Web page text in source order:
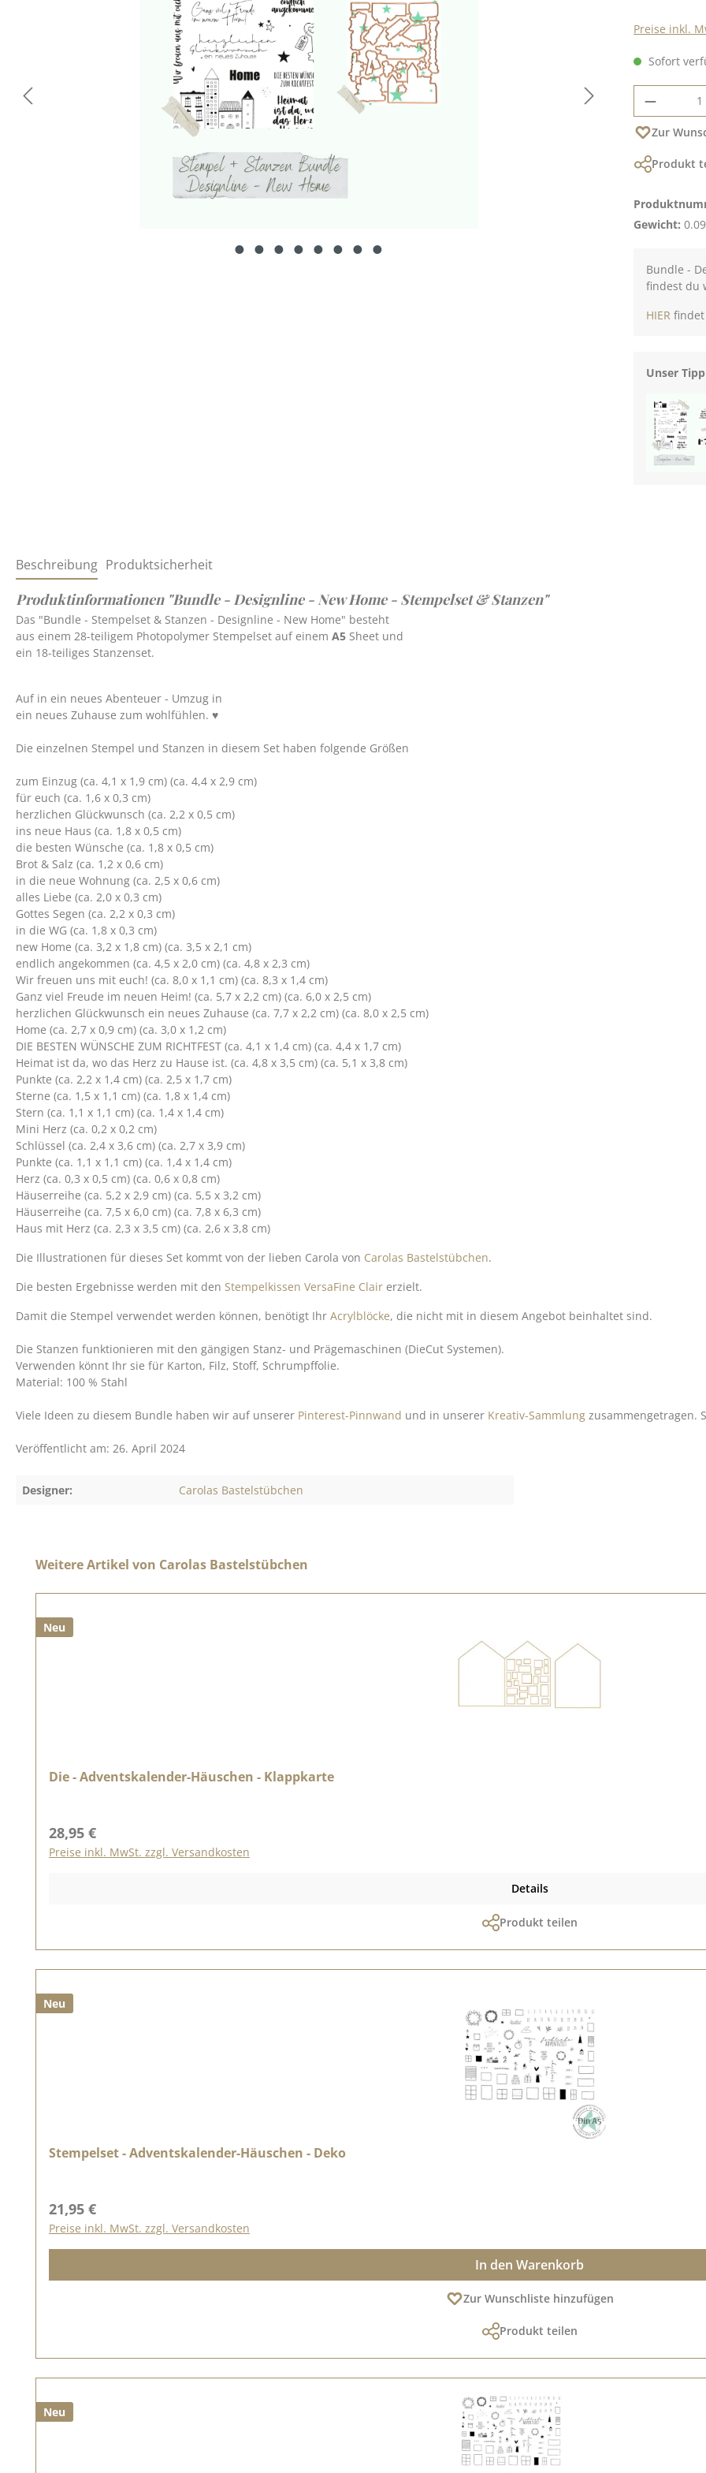
Preise inkl.
Sofort
Zur
Produkt
Gewicht:
Bundle -
findest du
HIER findet
Unser Tipp
Beschreibung Produktsicherheit
Produktinformationen "Bundle - Designline - New Home - Stempelset & Stanzen"
Das "Bundle - Stempelset & Stanzen - Designline - New Home" besteht
aus einem 28-teiligem Photopolymer Stempelset auf einem A5 Sheet und
ein 18-teiliges Stanzenset.
Auf in ein neues Abenteuer - Umzug in
ein neues Zuhause zum wohlfühlen. ♥
Die einzelnen Stempel und Stanzen in diesem Set haben folgende Größen
zum Einzug (ca. 4,1 x 1,9 cm) (ca. 4,4 x 2,9 cm)
für euch (ca. 1,6 x 0,3 cm)
herzlichen Glückwunsch (ca. 2,2 x 0,5 cm)
ins neue Haus (ca. 1,8 x 0,5 cm)
die besten Wünsche (ca. 1,8 x 0,5 cm)
Brot & Salz (ca. 1,2 x 0,6 cm)
in die neue Wohnung (ca. 2,5 x 0,6 cm)
alles Liebe (ca. 2,0 x 0,3 cm)
Gottes Segen (ca. 2,2 x 0,3 cm)
in die WG (ca. 1,8 x 0,3 cm)
new Home (ca. 3,2 x 1,8 cm) (ca. 3,5 x 2,1 cm)
endlich angekommen (ca. 4,5 x 2,0 cm) (ca. 4,8 x 2,3 cm)
Wir freuen uns mit euch! (ca. 8,0 x 1,1 cm) (ca. 8,3 x 1,4 cm)
Ganz viel Freude im neuen Heim! (ca. 5,7 x 2,2 cm) (ca. 6,0 x 2,5 cm)
herzlichen Glückwunsch ein neues Zuhause (ca. 7,7 x 2,2 cm) (ca. 8,0 x 2,5 cm)
Home (ca. 2,7 x 0,9 cm) (ca. 3,0 x 1,2 cm)
DIE BESTEN WÜNSCHE ZUM RICHTFEST (ca. 4,1 x 1,4 cm) (ca. 4,4 x 1,7 cm)
Heimat ist da, wo das Herz zu Hause ist. (ca. 4,8 x 3,5 cm) (ca. 5,1 x 3,8 cm)
Punkte (ca. 2,2 x 1,4 cm) (ca. 2,5 x 1,7 cm)
Sterne (ca. 1,5 x 1,1 cm) (ca. 1,8 x 1,4 cm)
Stern (ca. 1,1 x 1,1 cm) (ca. 1,4 x 1,4 cm)
Mini Herz (ca. 0,2 x 0,2 cm)
Schlüssel (ca. 2,4 x 3,6 cm) (ca. 2,7 x 3,9 cm)
Punkte (ca. 1,1 x 1,1 cm) (ca. 1,4 x 1,4 cm)
Herz (ca. 0,3 x 0,5 cm) (ca. 0,6 x 0,8 cm)
Häuserreihe (ca. 5,2 x 2,9 cm) (ca. 5,5 x 3,2 cm)
Häuserreihe (ca. 7,5 x 6,0 cm) (ca. 7,8 x 6,3 cm)
Haus mit Herz (ca. 2,3 x 3,5 cm) (ca. 2,6 x 3,8 cm)
Die Illustrationen für dieses Set kommt von der lieben Carola von Carolas Bastelstübchen.
Die besten Ergebnisse werden mit den Stempelkissen VersaFine Clair erzielt.
Damit die Stempel verwendet werden können, benötigt Ihr Acrylblöcke, die nicht mit in diesem Angebot beinhaltet sind.
Die Stanzen funktionieren mit den gängigen Stanz- und Prägemaschinen (DieCut Systemen).
Verwenden könnt Ihr sie für Karton, Filz, Stoff, Schrumpffolie.
Material: 100 % Stahl
Viele Ideen zu diesem Bundle haben wir auf unserer Pinterest-Pinnwand und in unserer Kreativ-Sammlung zusammengetragen.
Veröffentlicht am: 26. April 2024
Designer: Carolas Bastelstübchen
Produktgalerie überspringen
Weitere Artikel von Carolas Bastelstübchen
Neu
Die - Adventskalender-Häuschen - Klappkarte
Regulärer Preis:
28,95 €
Preise inkl. MwSt. zzgl. Versandkosten
Details
Produkt teilen
Neu
Stempelset - Adventskalender-Häuschen - Deko
Regulärer Preis:
21,95 €
Preise inkl. MwSt. zzgl. Versandkosten
In den Warenkorb
Zur Wunschliste hinzufügen
Produkt teilen
Neu